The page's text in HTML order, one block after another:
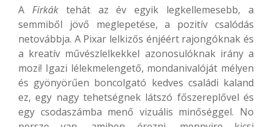
A Firkáktehát az év egyik legkellemesebb, a
semmiből jövő meglepetése, a pozitív csalódás
netovábbja. A Pixar lelkizős énjéért rajongóknak és
a kreatív művészlelkekkel azonosulóknak irány a
mozi! Igazi lélekmelengető, mondanivalóját mélyen
és gyönyörűen boncolgató kedves családi kaland
ez, egy nagy tehetségnek látszó főszereplővel és
egy csodaszámba menő vizuális minőséggel. No